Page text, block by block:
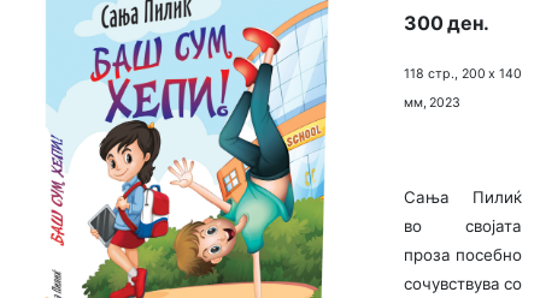
300 ден.
118 стр., 200 х 140
мм, 2023
Сања Пилиќ
во својата
проза посебно
сочувствува со